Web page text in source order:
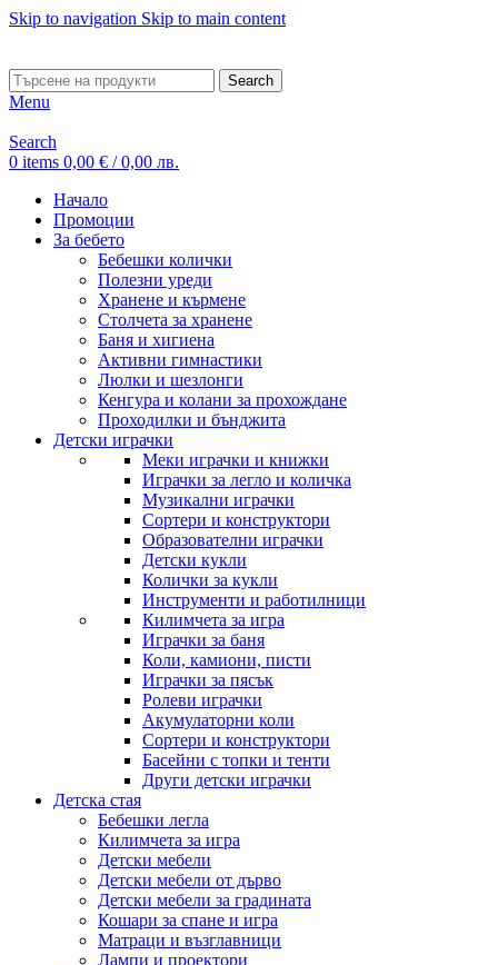
Skip to navigation Skip to main content
Search
Menu
Search
0 items 0,00 € / 0,00 лв.
Начало
Промоции
За бебето
Бебешки колички
Полезни уреди
Хранене и кърмене
Столчета за хранене
Баня и хигиена
Активни гимнастики
Люлки и шезлонги
Кенгура и колани за прохождане
Проходилки и бънджита
Детски играчки
Меки играчки и книжки
Играчки за легло и количка
Музикални играчки
Сортери и конструктори
Образователни играчки
Детски кукли
Колички за кукли
Инструменти и работилници
Килимчета за игра
Играчки за баня
Коли, камиони, писти
Играчки за пясък
Ролеви играчки
Акумулаторни коли
Сортери и конструктори
Басейни с топки и тенти
Други детски играчки
Детска стая
Бебешки легла
Килимчета за игра
Детски мебели
Детски мебели от дърво
Детски мебели за градината
Кошари за спане и игра
Матраци и възглавници
Лампи и проектори